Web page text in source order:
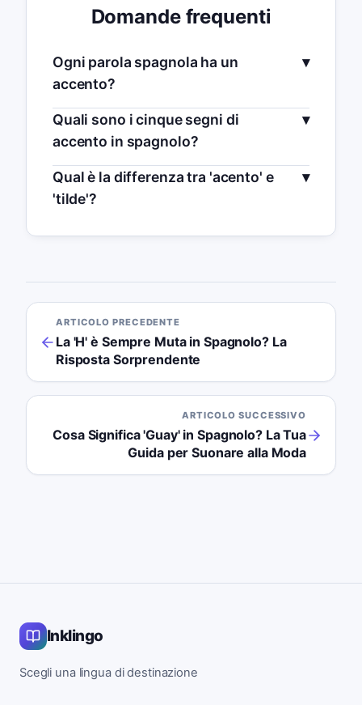
Domande frequenti
Ogni parola spagnola ha un
accento?
Quali sono i cinque segni di
accento in spagnolo?
Qual è la differenza tra 'acento' e
'tilde'?
ARTICOLO PRECEDENTE
La 'H' è Sempre Muta in Spagnolo? La
Risposta Sorprendente
ARTICOLO SUCCESSIVO
Cosa Significa 'Guay' in Spagnolo? La Tua
Guida per Suonare alla Moda
Inklingo
Scegli una lingua di destinazione